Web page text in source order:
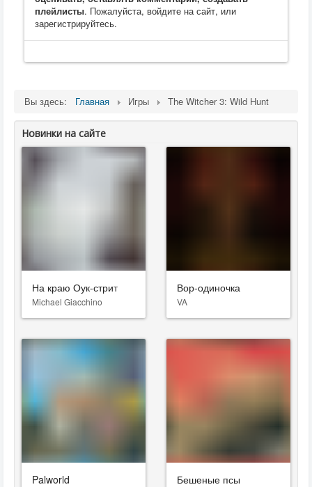
плейлисты. Пожалуйста, войдите на сайт, или
зарегистрируйтесь.
Вы здесь: Главная Игры The Witcher 3: Wild Hunt
Новинки на сайте
На краю Оук-стрит
Michael Giacchino
Вор-одиночка
VA
Palworld Бешеные псы